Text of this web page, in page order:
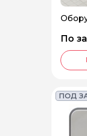
По
ПОД